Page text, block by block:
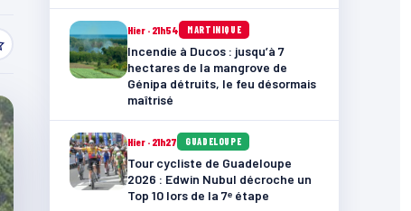
Hier · 21h54 MARTINIQUE
Incendie à Ducos : jusqu’à 7
hectares de la mangrove de
Génipa détruits, le feu désormais
maîtrisé
Hier · 21h27 GUADELOUPE
Tour cycliste de Guadeloupe
2026 : Edwin Nubul décroche un
Top 10 lors de la 7ᵉ étape